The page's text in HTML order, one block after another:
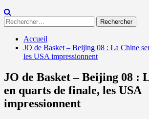
Rechercher :
Accueil
JO de Basket – Beijing 08 : La Chine
les USA impressionnent
JO de Basket – Beijing 08 :
en quarts de finale, les USA
impressionnent